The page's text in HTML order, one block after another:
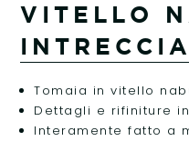
VITELLO
Tomaia in vitello
Dettagli e rifiniture
Interamente fatto a